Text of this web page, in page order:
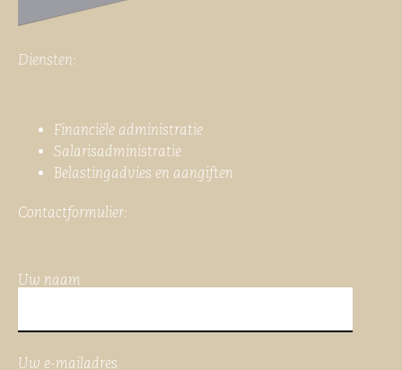
Diensten:
Financiële administratie
Salarisadministratie
Belastingadvies en aangiften
Contactformulier:
Uw naam
Uw e-mailadres